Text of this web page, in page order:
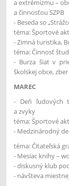
a extrémizmu –
a činnosťou SZPB
- Beseda so
téma: Športové
- Zimná turistika,
téma: Činnosť
- Burza šiat v
školskej obce,
MAREC
- Deň ľudových
a zvyky
téma: Športové
- Medzinárodný
téma: Čitateľská
- Mesiac knihy –
- diskusný klub
- návšteva